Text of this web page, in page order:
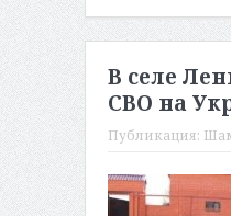
В селе
СВО на
Публикация: